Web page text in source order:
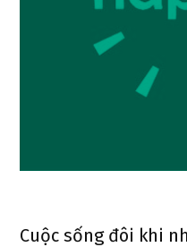
Cuộc sống đôi khi